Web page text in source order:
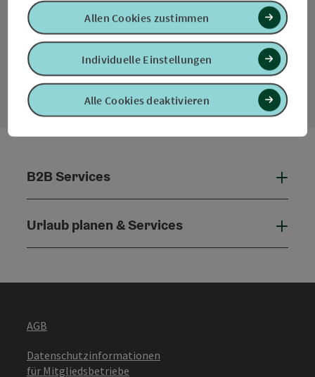
Kontaktformular
B2B Services
Urlaub planen & Services
AGB
Datenschutzinformationen
für Mitgliedsbetriebe
Alle Cookies deaktivieren
Individuelle Einstellungen
Allen Cookies zustimmen